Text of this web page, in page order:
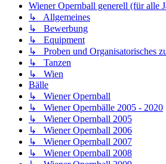
Wiener Opernball generell (für alle
↳ Allgemeines
↳ Bewerbung
↳ Equipment
↳ Proben und Organisatorisches
↳ Tanzen
↳ Wien
Bälle
↳ Wiener Opernball
↳ Wiener Opernbälle 2005 - 2020
↳ Wiener Opernball 2005
↳ Wiener Opernball 2006
↳ Wiener Opernball 2007
↳ Wiener Opernball 2008